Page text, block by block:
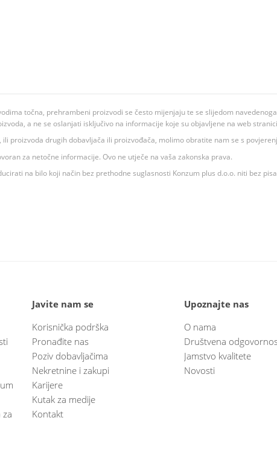
točna, prehrambeni proizvodi se često mijenjaju te se slijedom
a ne se oslanjati isključivo na informacije koje su objavljene na web
proizvoda drugih dobavljača ili proizvođača, molimo obratite nam se s
za netočne informacije. Ovo ne utječe na vaša zakonska prava.
na bilo koji način bez prethodne suglasnosti Konzum plus d.o.o. niti bez
za
Javite nam se
Korisnička podrška
Pronađite nas
Poziv dobavljačima
Nekretnine i zakupi
Karijere
Kutak za medije
Kontakt
Upoznajte nas
O nama
Društvena
Jamstvo kvalitete
Novosti